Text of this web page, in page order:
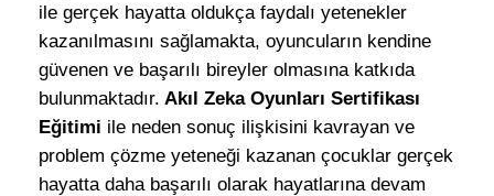
ile gerçek hayatta oldukça faydalı yetenekler
kazanılmasını sağlamakta, oyuncuların kendine
güvenen ve başarılı bireyler olmasına katkıda
bulunmaktadır. Akıl Zeka Oyunları Sertifikası
Eğitimi ile neden sonuç ilişkisini kavrayan ve
problem çözme yeteneği kazanan çocuklar gerçek
hayatta daha başarılı olarak hayatlarına devam